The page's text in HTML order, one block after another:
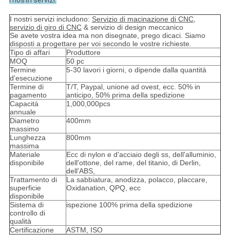
I nostri servizi includono: Servizio di macinazione di CNC,
servizio di giro di CNC& servizio di design meccanico
Se avete vostra idea ma non disegnate, prego dicaci. Siamo
disposti a progettare per voi secondo le vostre richieste.
Tipo di affari
Produttore
MOQ
50 pc
Termine
d'esecuzione
5-30 lavori i giorni, o dipende dalla quantità
Termine di
pagamento
T/T, Paypal, unione ad ovest, ecc. 50% in
anticipo, 50% prima della spedizione
Capacità
annuale
1,000,000pcs
Diametro
massimo
400mm
Lunghezza
massima
800mm
Materiale
disponibile
Ecc di nylon e d'acciaio degli ss, dell'alluminio,
dell'ottone, del rame, del titanio, di Derlin,
dell'ABS,
Trattamento di
superficie
disponibile
La sabbiatura, anodizza, polacco, placcare,
Oxidanation, QPQ, ecc
Sistema di
controllo di
qualità
ispezione 100% prima della spedizione
Certificazione ASTM, ISO